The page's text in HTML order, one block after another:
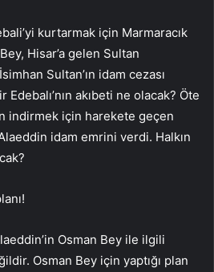
kurtarmak için Marmaracık
Hisar’a gelen Sultan
Sultan’ın idam cezası
akıbeti ne olacak? Öte
indirmek için harekete geçen
idam emrini verdi. Halkın
Osman Bey ile ilgili
Osman Bey için yaptığı plan